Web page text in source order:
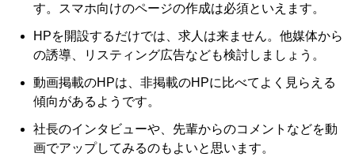
す。スマホ向けのページの作成は必須といえます。
HPを開設するだけでは、求人は来ません。他媒体から
の誘導、リスティング広告なども検討しましょう。
動画掲載のHPは、非掲載のHPに比べてよく見らえる
傾向があるようです。
社長のインタビューや、先輩からのコメントなどを動
画でアップしてみるのもよいと思います。